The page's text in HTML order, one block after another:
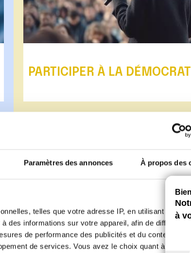
Paramètres des annonces À propos des
telles que votre adresse IP, en utilisant des
des informations sur votre appareil, afin de diffuser des
de performance des publicités et du contenu,
de services. Vous avez le choix quant à
PARTICIPER À LA
La Ligue contre le cancer a toujours été un
réformes et les politiques de santé pour
malades, écouter leurs revendications,